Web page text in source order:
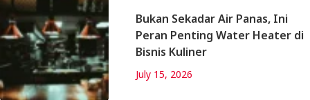
Bukan Sekadar Air Panas, Ini
Peran Penting Water Heater di
Bisnis Kuliner
July 15, 2026